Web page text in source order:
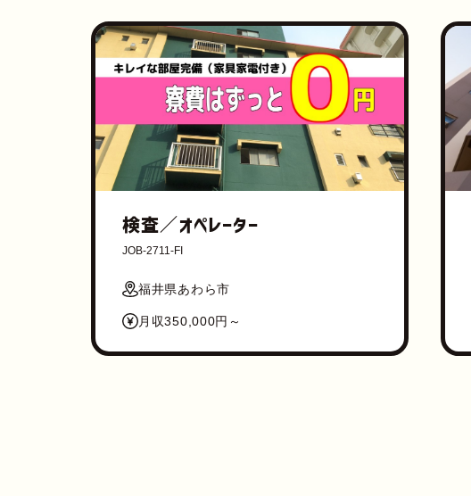
検査／オペレーター
JOB-2711-FI
福井県あわら市
月収350,000円～